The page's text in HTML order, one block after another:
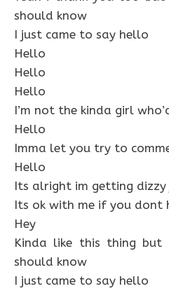
should know
I just came to say hello
Hello
Hello
Hello
I’m not the kinda girl
Hello
Imma let you try to
Hello
Its alright im getting
Its ok with me if you dont
Hey
Kinda like this thing but
should know
I just came to say hello